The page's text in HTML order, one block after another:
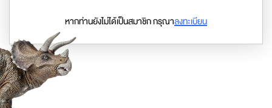
หากท่านยังไม่ได้เป็นสมาชิก กรุณาลงทะเบียน